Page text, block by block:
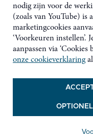
nodig zijn voor de
(zoals van YouTube) is
marketingcookies
‘Voorkeuren instellen’.
aanpassen via ‘Cookies
onze cookieverklaring
betaalt dan
deze van uw
wettelijke
Lees meer op
Als u beslist
raden wij u
notaris (lees
staat het u vrij